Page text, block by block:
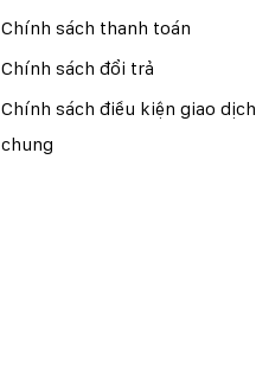
Chính sách thanh toán
Chính sách đổi trả
Chính sách điều kiện giao dịch
chung